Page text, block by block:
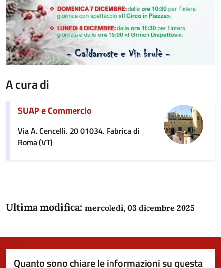
A cura di
SUAP e Commercio
Via A. Cencelli, 20 01034, Fabrica di
Roma (VT)
Ultima modifica: mercoledì, 03 dicembre 2025
Quanto sono chiare le informazioni su questa